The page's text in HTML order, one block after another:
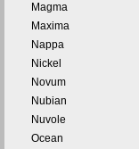
Magma
Maxima
Nappa
Nickel
Novum
Nubian
Nuvole
Ocean